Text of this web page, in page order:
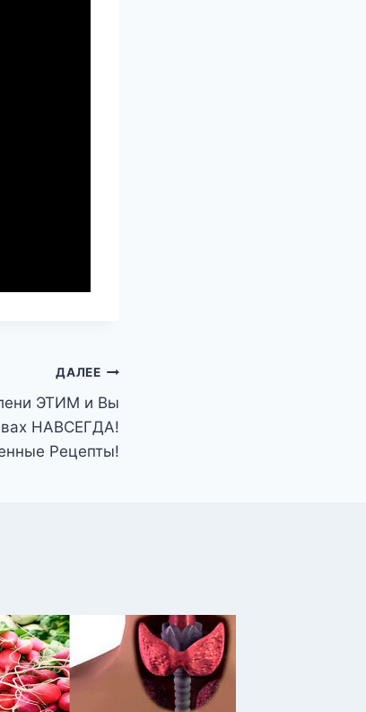
ДАЛЕЕ
ЭТИМ и Вы
НАВСЕГДА!
Рецепты!